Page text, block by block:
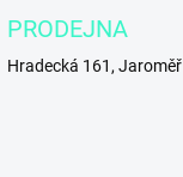
PRODEJNA
Hradecká 161, Jaroměř